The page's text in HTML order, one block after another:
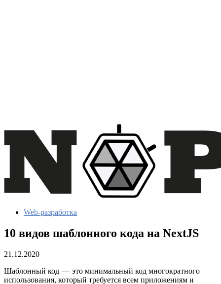
Web-разработка
10 видов шаблонного кода на NextJS
21.12.2020
Шаблонный код — это минимальный код многократного
использования, который требуется всем приложениям и